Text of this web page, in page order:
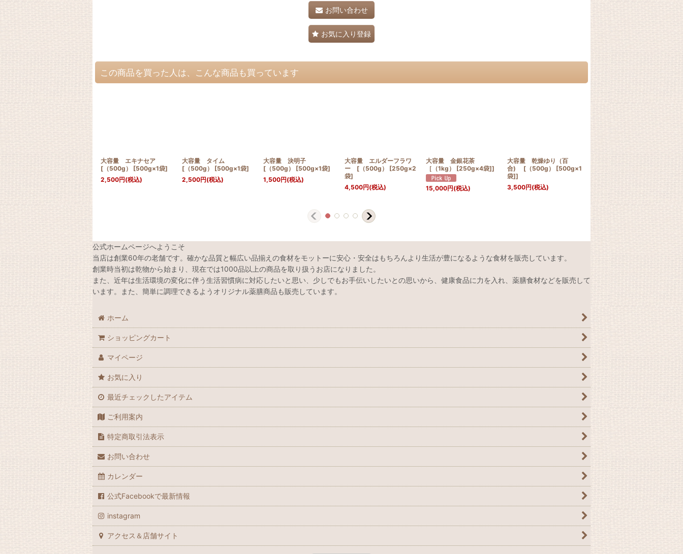
お問い合わせ
お気に入り登録
この商品を買った人は、こんな商品も買っています
大容量 エキナセア
[（500g） [500g×1袋]
2,500円(税込)
大容量 タイム
[（500g） [500g×1袋]
2,500円(税込)
大容量 決明子
[（500g） [500g×1袋]
1,500円(税込)
大容量 エルダーフラワ
ー [（500g） [250g×2
袋]
4,500円(税込)
大容量 金銀花茶
［（1kg） [250g×4袋]]
15,000円(税込)
大容量 乾燥ゆり（百
合) [（500g） [500g×1
袋]]
3,500円(税込)
公式ホームページへようこそ
当店は創業60年の老舗です。確かな品質と幅広い品揃えの食材をモットーに安心・安全はもちろんより生活が豊になるような食材を販売しています。
創業時当初は乾物から始まり、現在では1000品以上の商品を取り扱うお店になりました。
また、近年は生活環境の変化に伴う生活習慣病に対応したいと思い、少しでもお手伝いしたいとの思いから、健康食品に力を入れ、薬膳食材などを販売して
います。また、簡単に調理できるようオリジナル薬膳商品も販売しています。
ホーム
ショッピングカート
マイページ
お気に入り
最近チェックしたアイテム
ご利用案内
特定商取引法表示
お問い合わせ
カレンダー
公式Facebookで最新情報
instagram
アクセス＆店舗サイト